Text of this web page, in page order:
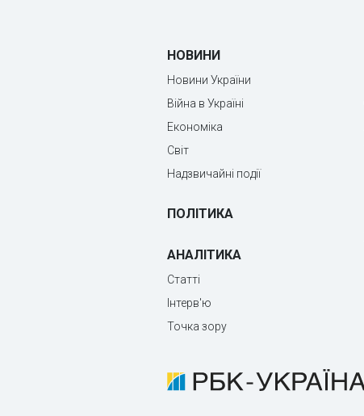
НОВИНИ
Новини України
Війна в Україні
Економіка
Світ
Надзвичайні події
ПОЛІТИКА
АНАЛІТИКА
Статті
Інтерв'ю
Точка зору